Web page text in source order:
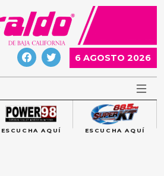
6 AGOSTO 2026
ESCUCHA AQUÍ ESCUCHA AQUÍ